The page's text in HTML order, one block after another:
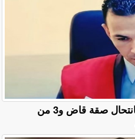
تفاصيل التحقيقات مع المتهم بانتحال صقة قاض و3 من